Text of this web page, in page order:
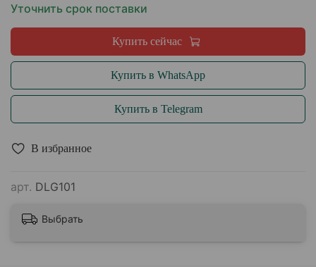
В избранное
арт. DLG101
Уточнить срок поставки
Купить сейчас
Купить в WhatsApp
Купить в Telegram
Выбрать